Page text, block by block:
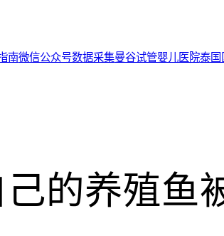
南微信公众号数据采集曼谷试管婴儿医院泰国
的养殖鱼